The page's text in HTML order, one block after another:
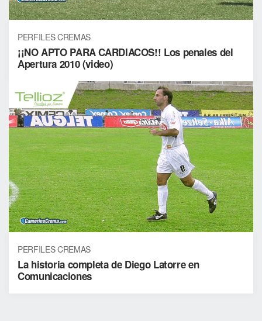
PERFILES CREMAS
¡¡NO APTO PARA CARDIACOS!! Los penales del
Apertura 2010 (video)
PERFILES CREMAS
La historia completa de Diego Latorre en
Comunicaciones